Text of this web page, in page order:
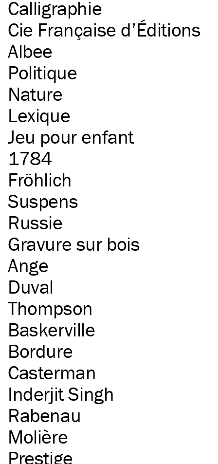
Calligraphie
Cie Française d’Éditions
Albee
Politique
Nature
Lexique
Jeu pour enfant
1784
Fröhlich
Suspens
Russie
Gravure sur bois
Ange
Duval
Thompson
Baskerville
Bordure
Casterman
Inderjit Singh
Rabenau
Molière
Prestige